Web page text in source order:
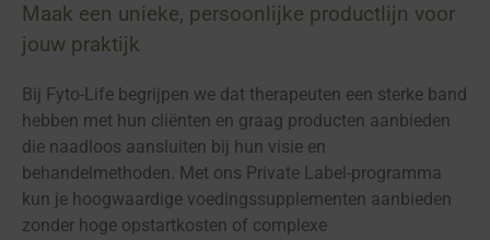
Maak een unieke, persoonlijke productlijn voor
jouw praktijk
Bij Fyto-Life begrijpen we dat therapeuten een sterke band
hebben met hun cliënten en graag producten aanbieden
die naadloos aansluiten bij hun visie en
behandelmethoden. Met ons Private Label-programma
kun je hoogwaardige voedingssupplementen aanbieden
zonder hoge opstartkosten of complexe